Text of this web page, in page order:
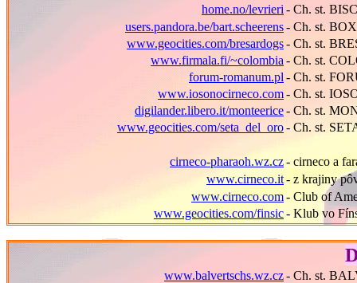
home.no/levrieri - Ch. st.
users.pandora.be/bart.scheerens- Ch. st.
www.geocities.com/bresardogs- Ch. st.
www.firmala.fi/~colombia - Ch. st.
forum-romanum.pl - Ch. st.
www.iosonocirneco.com- Ch. st.
digilander.libero.it/monteerice- Ch. st.
www.geocities.com/seta_del_oro- Ch. st.
cirneco-pharaoh.wz.cz- cirneco a
www.cirneco.it- z krajiny
www.cirneco.com- Club of
www.geocities.com/finsic- Klub vo
www.balvertschs.wz.cz- Ch. st.